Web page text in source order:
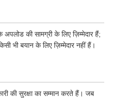
की सामग्री के लिए ज़िम्मेदार हैं;
भी बयान के लिए ज़िम्मेदार नहीं हैं।
की सुरक्षा का सम्मान करते हैं। जब